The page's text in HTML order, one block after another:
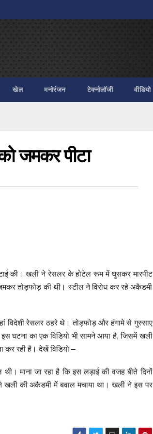
खेल मनोरंजन टेक्नोलॉजी वीडियो
जमकर पीटा
की। खली ने रेसलर के होटेल रूम में घुसकर मारपीट
तोड़फोड़ की थी। स्टील ने विरोध कर रहे अकैडमी
विदेशी रेसलर ठहरे थे। तोड़फोड़ और हंगामे से गुस्साए
घटना का एक विडियो भी सामने आया है, जिसमें खली
कर रही है। देखें विडियो –
माना जा रहा है कि इस लड़ाई की वजह बीते दिनों
खली की अकैडमी में बवाल मचाया था। खली ने इस पर